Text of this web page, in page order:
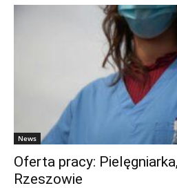
News
Oferta pracy:
Rzeszowie